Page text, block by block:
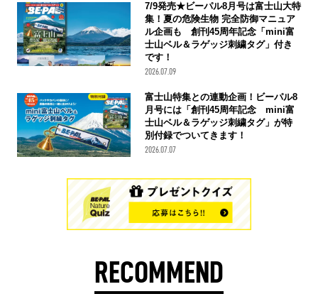
7/9発売★ビーパル8月号は富士山大特
集！夏の危険生物 完全防御マニュア
ル企画も 創刊45周年記念「mini富
士山ベル＆ラゲッジ刺繍タグ」付き
です！
2026.07.09
富士山特集との連動企画！ビーパル8
月号には「創刊45周年記念 mini富
士山ベル＆ラゲッジ刺繍タグ」が特
別付録でついてきます！
2026.07.07
RECOMMEND